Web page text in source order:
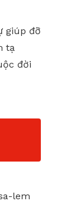
giúp đỡ
tạ
đời
lem